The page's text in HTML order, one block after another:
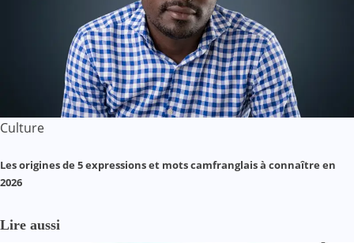
Culture
Les origines de 5 expressions et mots camfranglais à connaître en
2026
Lire aussi